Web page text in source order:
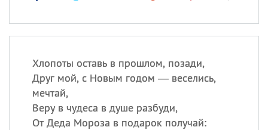
Хлопоты оставь в прошлом, позади,
Друг мой, с Новым годом — веселись,
мечтай,
Веру в чудеса в душе разбуди,
От Деда Мороза в подарок получай: